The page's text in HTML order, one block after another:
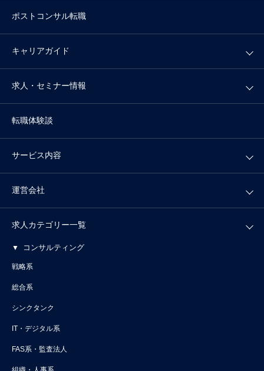
ポストコンサル転職
キャリアガイド
求人・セミナー情報
転職体験談
サービス内容
運営会社
求人カテゴリー一覧
コンサルティング
戦略系
総合系
シンクタンク
IT・デジタル系
FAS系・監査法人